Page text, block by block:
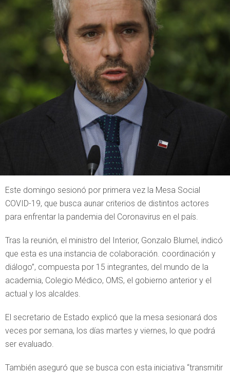
Este domingo sesionó por primera vez la Mesa Social
COVID-19, que busca aunar criterios de distintos actores
para enfrentar la pandemia del Coronavirus en el país.
Tras la reunión, el ministro del Interior, Gonzalo Blumel, indicó
que esta es una instancia de colaboración. coordinación y
diálogo”, compuesta por 15 integrantes, del mundo de la
academia, Colegio Médico, OMS, el gobierno anterior y el
actual y los alcaldes.
El secretario de Estado explicó que la mesa sesionará dos
veces por semana, los días martes y viernes, lo que podrá
ser evaluado.
También aseguró que se busca con esta iniciativa “transmitir